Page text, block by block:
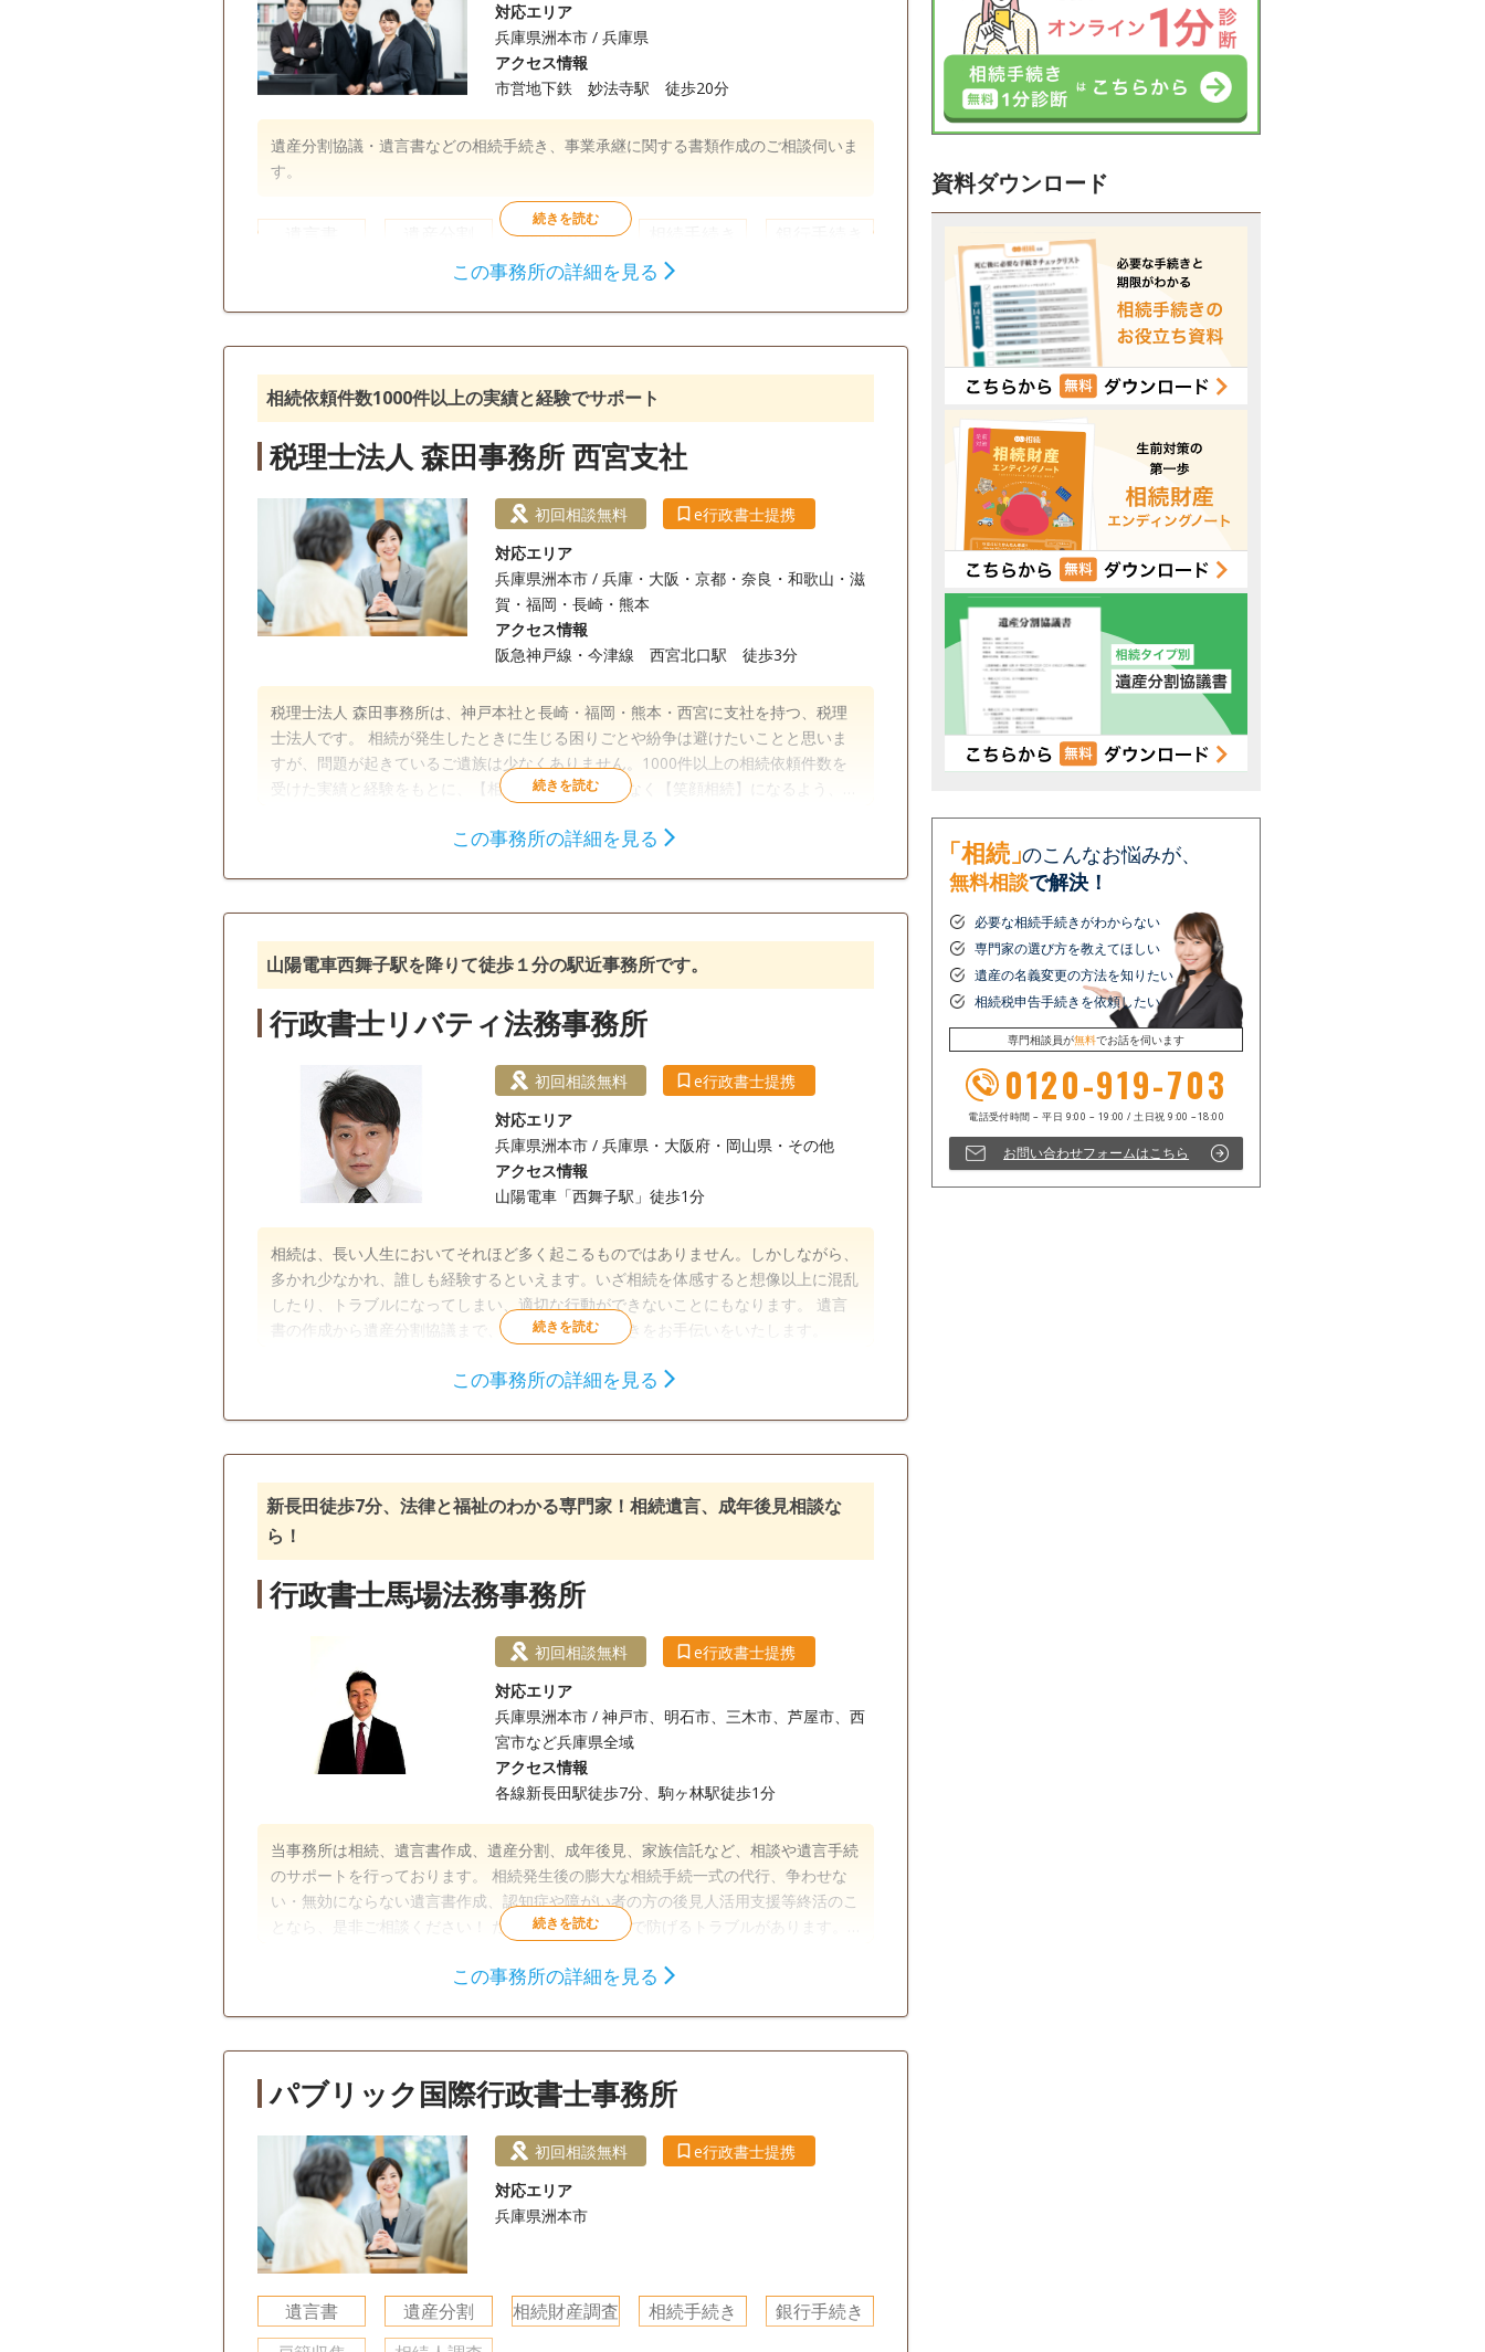
対応エリア
兵庫県洲本市 / 兵庫県
アクセス情報
市営地下鉄 妙法寺駅 徒歩20分
遺産分割協議・遺言書などの相続手続き、事業承継に関する書類作成のご相談伺いま
す。
相続財産調査
相続人調査この事務所の詳細を見る
相続依頼件数1000件以上の実績と経験でサポート
税理士法人 森田事務所 西宮支社
初回相談無料
e行政書士提携
対応エリア
兵庫県洲本市 / 兵庫・大阪・京都・奈良・和歌山・滋
賀・福岡・長崎・熊本
アクセス情報
阪急神戸線・今津線 西宮北口駅 徒歩3分
税理士法人 森田事務所は、神戸本社と長崎・福岡・熊本・西宮に支社を持つ、税理
士法人です。 相続が発生したときに生じる困りごとや紛争は避けたいことと思いま
すが、問題が起きているご遺族は少なくありません。1000件以上の相続依頼件数を
受けた実績と経験をもとに、【相続】が【争族】でなく【笑顔相続】になるよう、誠
遺産分割 相続財産調査 相続手続き
訪問可 初回相談無料 事務所面談可
この事務所の詳細を見る
山陽電車西舞子駅を降りて徒歩１分の駅近事務所です。
行政書士リバティ法務事務所
初回相談無料
e行政書士提携
対応エリア
兵庫県洲本市 / 兵庫県・大阪府・岡山県・その他
アクセス情報
山陽電車「西舞子駅」徒歩1分
相続は、長い人生においてそれほど多く起こるものではありません。しかしながら、
多かれ少なかれ、誰しも経験するといえます。いざ相続を体感すると想像以上に混乱
したり、トラブルになってしまい、適切な行動ができないことにもなります。 遺言
書の作成から遺産分割協議まで、お客様の相続手続きをお手伝いをいたします。
遺産分割 相続財産調査 相続手続き
この事務所の詳細を見る
新長田徒歩7分、法律と福祉のわかる専門家！相続遺言、成年後見相談な
ら！
行政書士馬場法務事務所
初回相談無料
e行政書士提携
対応エリア
兵庫県洲本市 / 神戸市、明石市、三木市、芦屋市、西
宮市など兵庫県全域
アクセス情報
各線新長田駅徒歩7分、駒ヶ林駅徒歩1分
当事務所は相続、遺言書作成、遺産分割、成年後見、家族信託など、相談や遺言手続
のサポートを行っております。 相続発生後の膨大な相続手続一式の代行、争わせな
い・無効にならない遺言書作成、認知症や障がい者の方の後見人活用支援等終活のこ
となら、是非ご相談ください！ たった１枚の遺言書で防げるトラブルがあります。
遺産分割 相続財産調査 成年後見
訪問可 土日相談可 初回相談無料 18時以降相談可
この事務所の詳細を見る
パブリック国際行政書士事務所
初回相談無料
e行政書士提携
対応エリア
兵庫県洲本市
遺言書 遺産分割 相続財産調査 相続手続き
銀行手続き
資料ダウンロード
「相続」のこんなお悩みが、
無料相談で解決！
必要な相続手続きがわからない
専門家の選び方を教えてほしい
遺産の名義変更の方法を知りたい
相続税申告手続きを依頼したい
専門相談員が無料でお話を伺います
0120-919-703
お問い合わせフォームはこちら